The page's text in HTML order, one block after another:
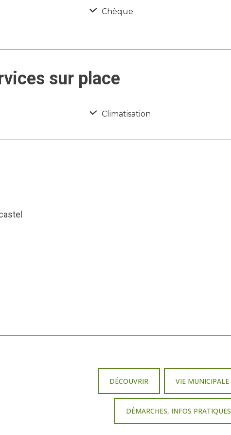
Chèque
sur place
Climatisation
DÉCOUVRIR VIE MUNICIPALE
DÉMARCHES, INFOS PRATIQUES